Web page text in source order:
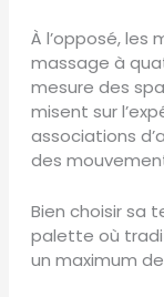
À l’opposé,
massage à
mesure des
misent sur
associations
des
Bien choisir sa
palette où
un maximum